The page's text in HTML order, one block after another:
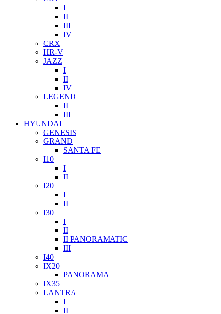
I
II
III
IV
CRX
HR-V
JAZZ
I
II
IV
LEGEND
II
III
HYUNDAI
GENESIS
GRAND
SANTA FE
I10
I
II
I20
I
II
I30
I
II
II PANORAMATIC
III
I40
IX20
PANORAMA
IX35
LANTRA
I
II